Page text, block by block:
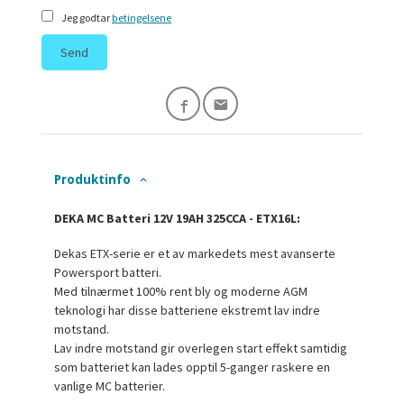
Jeg godtarbetingelsene
Send
Produktinfo
DEKA MC Batteri 12V 19AH 325CCA - ETX16L:
Dekas ETX-serie er et av markedets mest avanserte
Powersport batteri.
Med tilnærmet 100% rent bly og moderne AGM
teknologi har disse batteriene ekstremt lav indre
motstand.
Lav indre motstand gir overlegen start effekt samtidig
som batteriet kan lades opptil 5-ganger raskere en
vanlige MC batterier.